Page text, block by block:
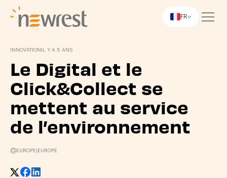
FR
INNOVATION IL Y A 5 ANS
Le Digital et le
Click&Collect se
mettent au service
de l’environnement
EUROPE EUROPE